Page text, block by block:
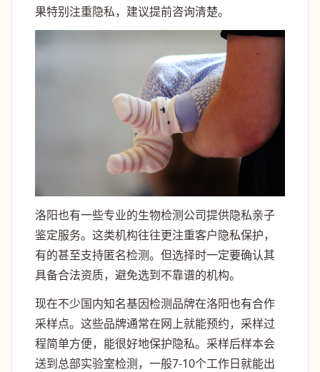
果特别注重隐私，建议提前咨询清楚。
洛阳也有一些专业的生物检测公司提供隐私亲子
鉴定服务。这类机构往往更注重客户隐私保护，
有的甚至支持匿名检测。但选择时一定要确认其
具备合法资质，避免选到不靠谱的机构。
现在不少国内知名基因检测品牌在洛阳也有合作
采样点。这些品牌通常在网上就能预约，采样过
程简单方便，能很好地保护隐私。采样后样本会
送到总部实验室检测，一般7-10个工作日就能出